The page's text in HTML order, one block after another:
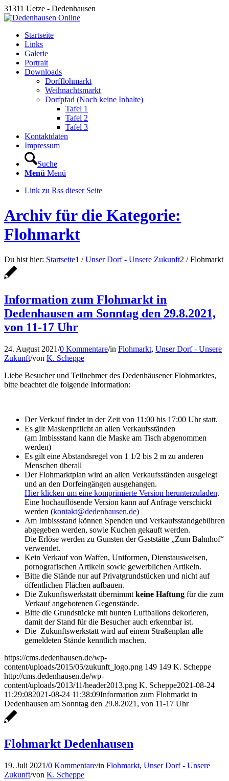
31311 Uetze - Dedenhausen
Startseite
Links
Galerie
Portrait
Downloads
Dorfflohmarkt
Weihnachtsmarkt
Dorfpfad (Noch keine Inhalte)
Tafel 1
Tafel 2
Tafel 3
Kontaktdaten
Impressum
Suche
Menü Menü
Link zu Rss dieser Seite
Archiv für die Kategorie:
Flohmarkt
Du bist hier: Startseite1 / Unser Dorf - Unsere Zukunft2 / Flohmarkt
Information zum Flohmarkt in
Dedenhausen am Sonntag den 29.8.2021,
von 11-17 Uhr
24. August 2021/0 Kommentare/in Flohmarkt, Unser Dorf - Unsere
Zukunft/von K. Scheppe
Liebe Besucher und Teilnehmer des Dedenhäusener Flohmarktes,
bitte beachtet die folgende Information:
Der Verkauf findet in der Zeit von 11:00 bis 17:00 Uhr statt.
Es gilt Maskenpflicht an allen Verkaufsständen
(am Imbissstand kann die Maske am Tisch abgenommen
werden)
Es gilt eine Abstandsregel von 1 1/2 bis 2 m zu anderen
Menschen überall
Der Flohmarktplan wird an allen Verkaufsständen ausgelegt
und an den Dorfeingängen ausgehangen.
Hier klicken um eine komprimierte Version herunterzuladen.
Eine hochauflösende Version kann auf Anfrage verschickt
werden (kontakt@dedenhausen.de)
Am Imbissstand können Spenden und Verkaufsstandgebühren
abgegeben werden, sowie Kuchen gekauft werden.
Die Erlöse werden zu Gunsten der Gaststätte „Zum Bahnhof“
verwendet.
Kein Verkauf von Waffen, Uniformen, Dienstausweisen,
pornografischen Artikeln sowie gewerblichen Artikeln.
Bitte die Stände nur auf Privatgrundstücken und nicht auf
öffentlichen Flächen aufbauen.
Die Zukunftswerkstatt übernimmt keine Haftung für die zum
Verkauf angebotenen Gegenstände.
Bitte die Grundstücke mit bunten Luftballons dekorieren,
damit der Stand für die Besucher auch erkennbar ist.
Die Zukunftswerkstatt wird auf einem Straßenplan alle
gemeldeten Stände kenntlich machen.
https://cms.dedenhausen.de/wp-
content/uploads/2015/05/zukunft_logo.png 149 149 K. Scheppe
http://cms.dedenhausen.de/wp-
content/uploads/2013/11/header2013.png K. Scheppe2021-08-24
11:29:082021-08-24 11:38:09Information zum Flohmarkt in
Dedenhausen am Sonntag den 29.8.2021, von 11-17 Uhr
Flohmarkt Dedenhausen
19. Juli 2021/0 Kommentare/in Flohmarkt, Unser Dorf - Unsere
Zukunft/von K. Scheppe